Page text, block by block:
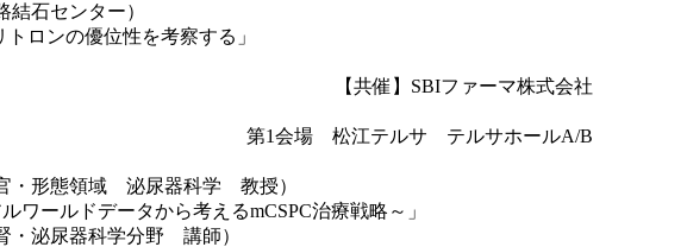
石センター）
ロンの優位性を考察する」
【共催】SBIファーマ株式会社
第1会場 松江テルサ テルサホールA/B
・形態領域 泌尿器科学 教授）
ワールドデータから考えるmCSPC治療戦略～」
泌尿器科学分野 講師）